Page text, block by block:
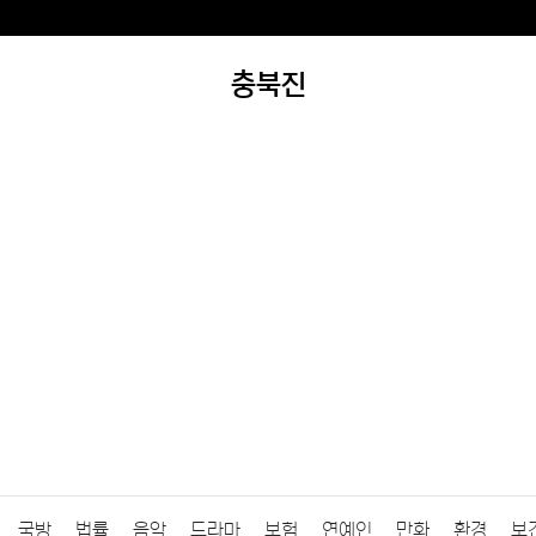
충북진
국방 법률 음악 드라마 보험 연예인 만화 환경 보